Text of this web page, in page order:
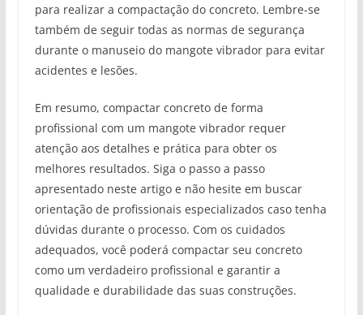
para realizar a compactação do concreto. Lembre-se
também de seguir todas as normas de segurança
durante o manuseio do mangote vibrador para evitar
acidentes e lesões.
Em resumo, compactar concreto de forma
profissional com um mangote vibrador requer
atenção aos detalhes e prática para obter os
melhores resultados. Siga o passo a passo
apresentado neste artigo e não hesite em buscar
orientação de profissionais especializados caso tenha
dúvidas durante o processo. Com os cuidados
adequados, você poderá compactar seu concreto
como um verdadeiro profissional e garantir a
qualidade e durabilidade das suas construções.